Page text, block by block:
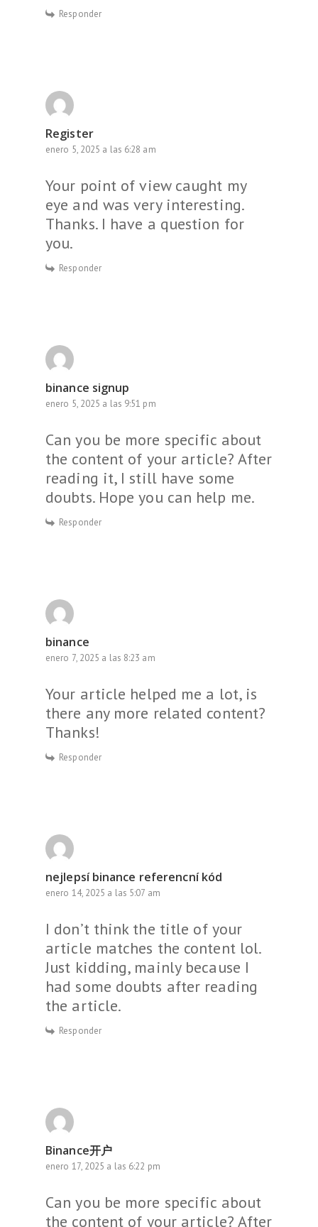
Responder
Register
enero 5, 2025 a las 6:28 am
Your point of view caught my
eye and was very interesting.
Thanks. I have a question for
you.
Responder
binance signup
enero 5, 2025 a las 9:51 pm
Can you be more specific about
the content of your article? After
reading it, I still have some
doubts. Hope you can help me.
Responder
binance
enero 7, 2025 a las 8:23 am
Your article helped me a lot, is
there any more related content?
Thanks!
Responder
nejlepsí binance referencní kód
enero 14, 2025 a las 5:07 am
I don’t think the title of your
article matches the content lol.
Just kidding, mainly because I
had some doubts after reading
the article.
Responder
Binance开户
enero 17, 2025 a las 6:22 pm
Can you be more specific about
the content of your article? After